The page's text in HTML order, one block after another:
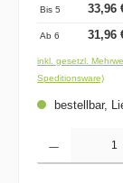
Bis5 33,96
Ab6 31,96
inkl. gesetzl.
Speditionsware)
bestellbar,